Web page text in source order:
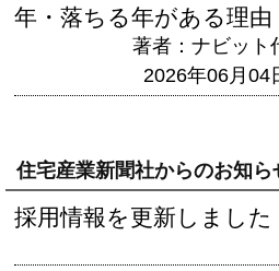
年・落ちる年がある理由
著者：ナビット
2026年06月04
住宅産業新聞社からのお知ら
採用情報を更新しました